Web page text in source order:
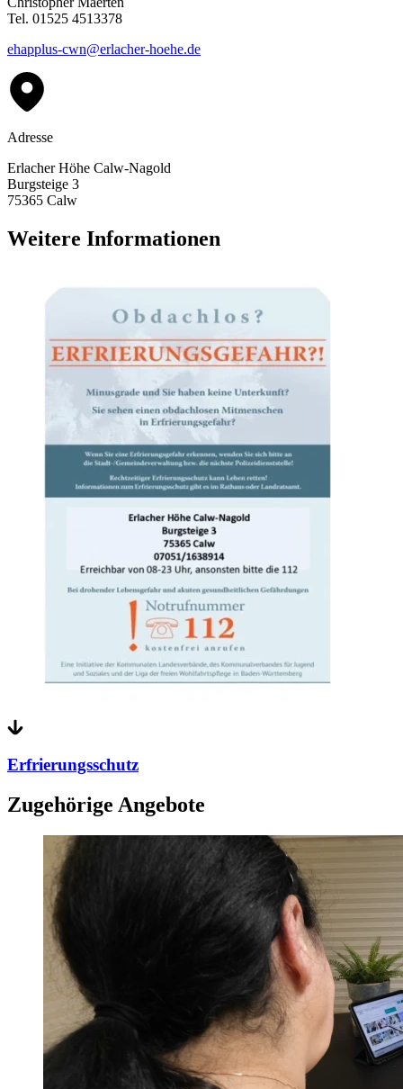
Tel. 01525 4513378
ehapplus-cwn@erlacher-hoehe.de
Adresse
Erlacher Höhe Calw-Nagold
Burgsteige 3
75365 Calw
Weitere Informationen
Erfrierungsschutz
Zugehörige Angebote